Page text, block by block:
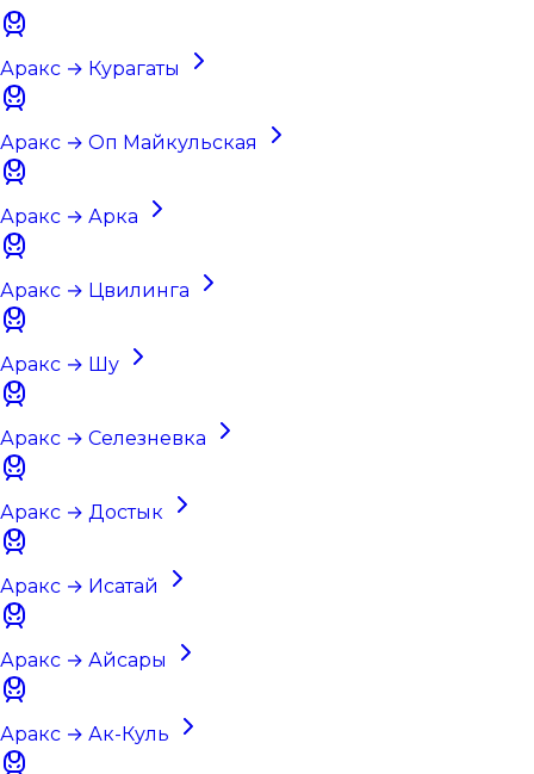
Аракс → Курагаты
Аракс → Оп Майкульская
Аракс → Арка
Аракс → Цвилинга
Аракс → Шу
Аракс → Селезневка
Аракс → Достык
Аракс → Исатай
Аракс → Айсары
Аракс → Ак-Куль